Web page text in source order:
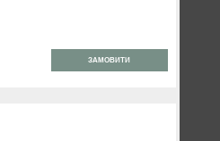
ЗАМОВИТИ